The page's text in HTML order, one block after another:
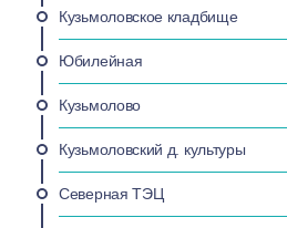
Кузьмоловское кладбище
Юбилейная
Кузьмолово
Кузьмоловский д. культуры
Северная ТЭЦ